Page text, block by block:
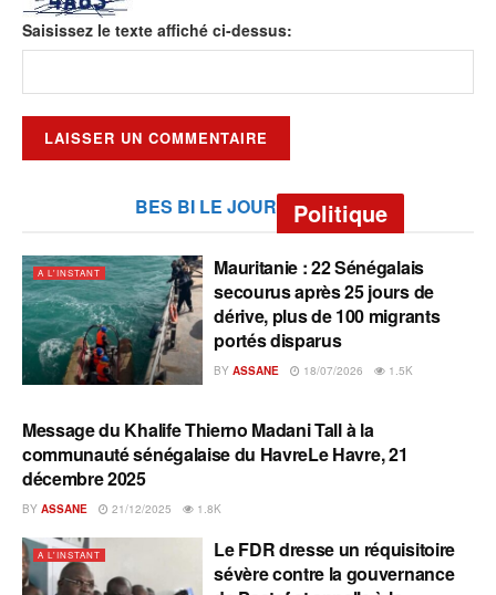
Saisissez le texte affiché ci-dessus:
BES BI LE JOUR Politique
A L'INSTANT
Mauritanie : 22 Sénégalais
secourus après 25 jours de
dérive, plus de 100 migrants
portés disparus
BY ASSANE 18/07/2026 1.5K
A L'INSTANT
Message du Khalife Thierno Madani Tall à la
communauté sénégalaise du HavreLe Havre, 21
décembre 2025
BY ASSANE 21/12/2025 1.8K
A L'INSTANT
Le FDR dresse un réquisitoire
sévère contre la gouvernance